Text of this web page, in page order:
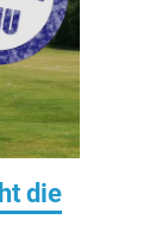
die